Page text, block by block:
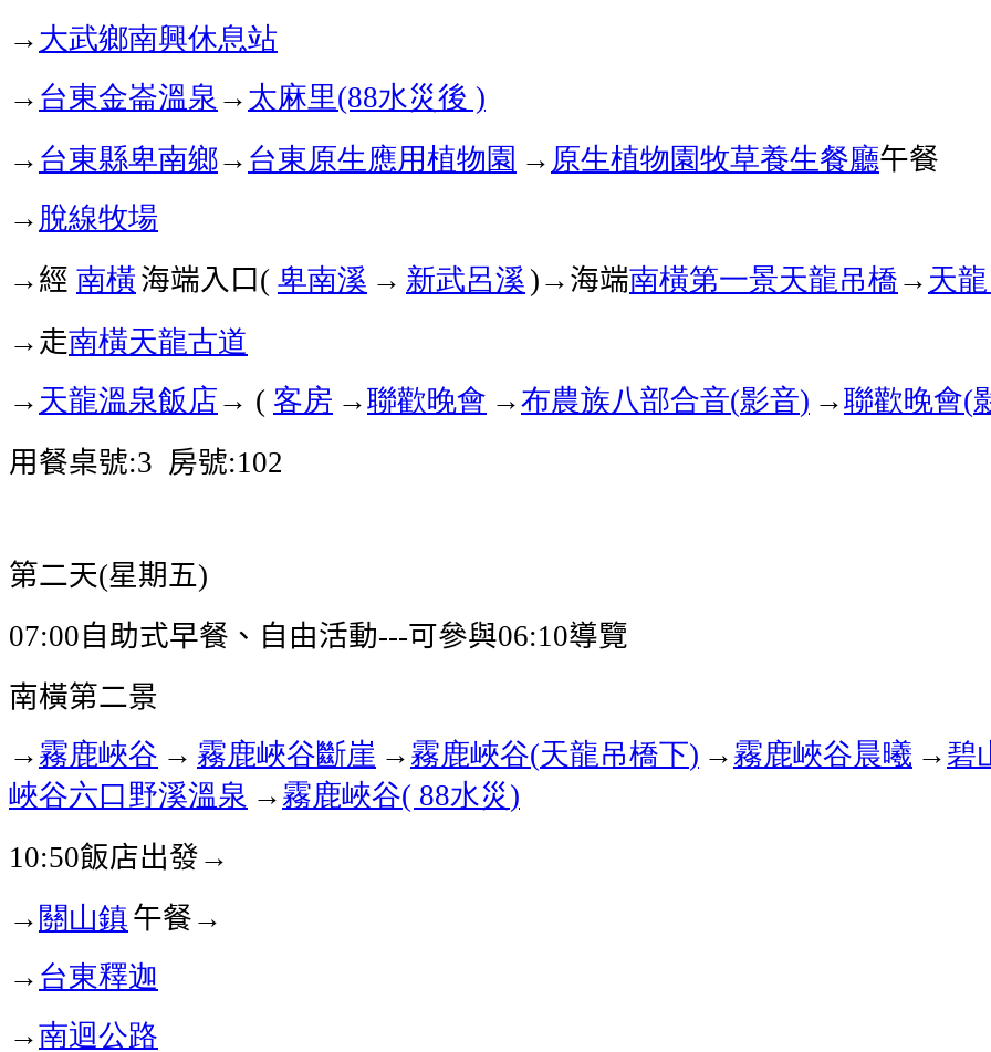
→大武鄉南興休息站
→台東金崙溫泉→太麻里(88水災後 )
→台東縣卑南鄉→台東原生應用植物園 → 原生植物園牧草養生餐廳午餐
→脫線牧場
→經 南橫海端入口( 卑南溪 → 新武呂溪) →海端南橫第一景天龍吊橋→天
→走南橫天龍古道
→天龍溫泉飯店→ ( 客房 →聯歡晚會 →布農族八部合音(影音) →聯歡晚會(
用餐桌號:3 房號:102
第二天(星期五)
07:00自助式早餐、自由活動---可參與06:10導覽
南橫第二景
→霧鹿峽谷 → 霧鹿峽谷斷崖 →霧鹿峽谷(天龍吊橋下) →霧鹿峽谷晨曦 →碧
峽谷六口野溪溫泉 →霧鹿峽谷( 88水災)
10:50飯店出發→
→關山鎮午餐→
→台東釋迦
→南迴公路